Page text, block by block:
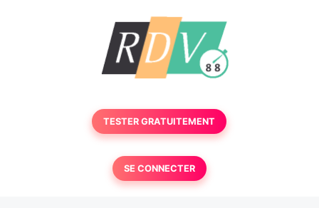
TESTER GRATUITEMENT
SE CONNECTER